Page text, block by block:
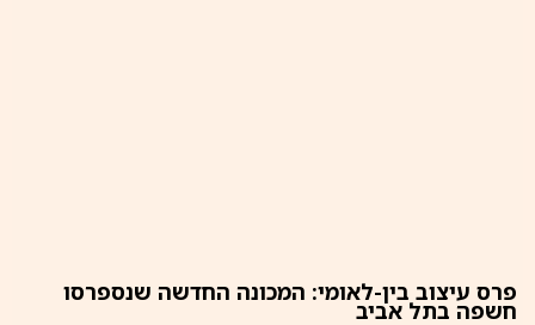
פרס עיצוב בין-לאומי: המכונה החדשה שנספרסו
חשפה בתל אביב